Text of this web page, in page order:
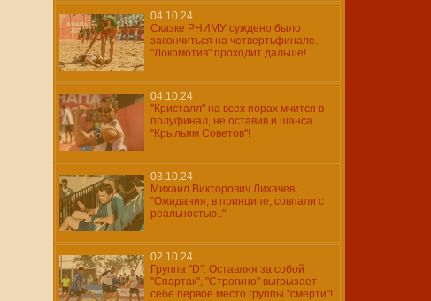
04.10.24
Сказке РНИМУ суждено было
закончиться на четвертьфинале.
"Локомотив" проходит дальше!
04.10.24
"Кристалл" на всех порах мчится в
полуфинал, не оставив и шанса
"Крыльям Советов"!
03.10.24
Михаил Викторович Лихачев:
"Ожидания, в принципе, совпали с
реальностью.."
02.10.24
Группа "D". Оставляя за собой
"Спартак", "Строгино" выгрызает
себе первое место группы "смерти"!